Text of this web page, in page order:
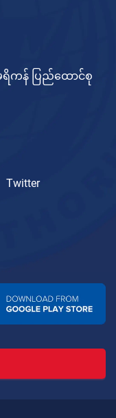
ကန် ပြည်ထောင်စု
Twitter